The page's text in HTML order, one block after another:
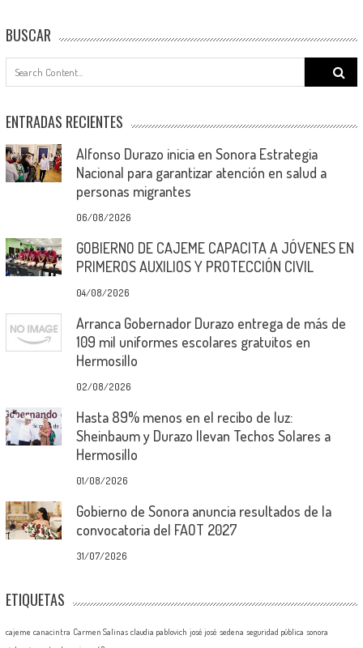
BUSCAR
Search
for:
ENTRADAS RECIENTES
Alfonso Durazo inicia en Sonora Estrategia
Nacional para garantizar atención en salud a
personas migrantes
06/08/2026
GOBIERNO DE CAJEME CAPACITA A JÓVENES EN
PRIMEROS AUXILIOS Y PROTECCIÓN CIVIL
04/08/2026
Arranca Gobernador Durazo entrega de más de
109 mil uniformes escolares gratuitos en
Hermosillo
02/08/2026
Hasta 89% menos en el recibo de luz:
Sheinbaum y Durazo llevan Techos Solares a
Hermosillo
01/08/2026
Gobierno de Sonora anuncia resultados de la
convocatoria del FAOT 2027
31/07/2026
ETIQUETAS
cajeme canacintra Carmen Salinas claudia pablovich josé josé sedena seguridad pública sonora